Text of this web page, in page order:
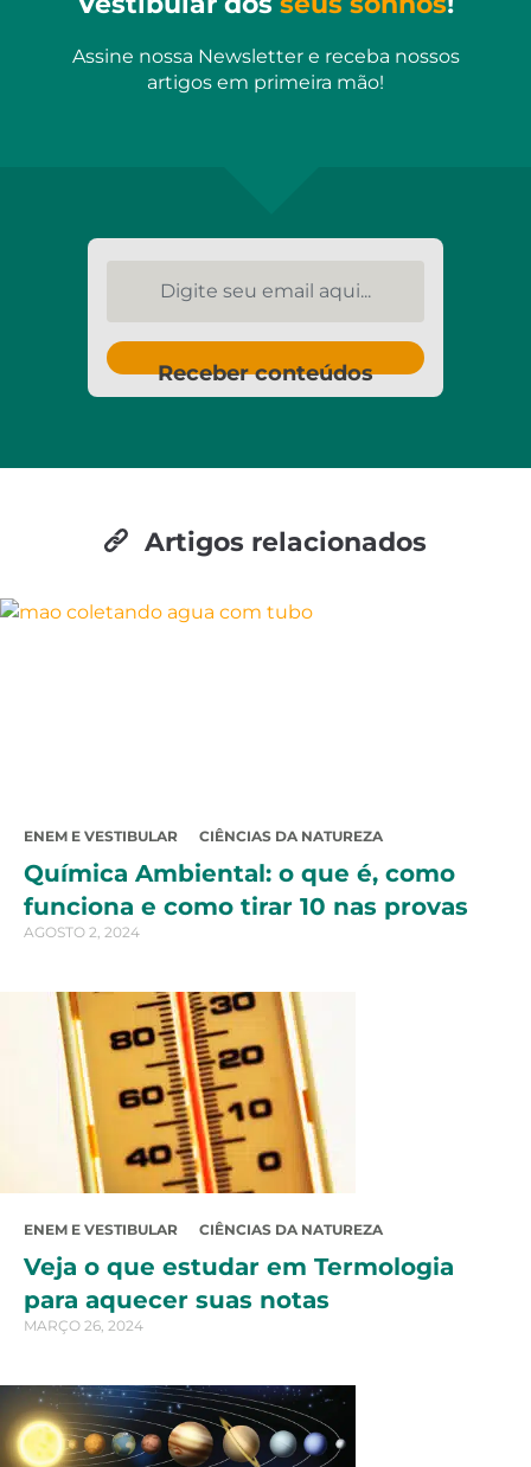
Assine nossa Newsletter e receba nossos
artigos em primeira mão!
Receber conteúdos
Artigos relacionados
ENEM E VESTIBULAR CIÊNCIAS DA NATUREZA
Química Ambiental: o que é, como
funciona e como tirar 10 nas provas
AGOSTO 2, 2024
ENEM E VESTIBULAR CIÊNCIAS DA NATUREZA
Veja o que estudar em Termologia
para aquecer suas notas
MARÇO 26, 2024